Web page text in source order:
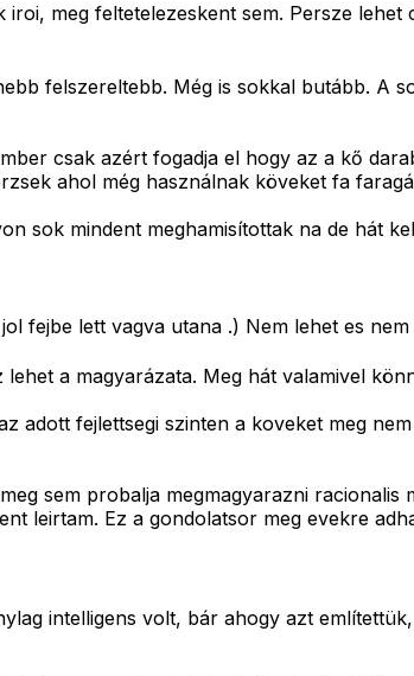
meg feltetelezeskent sem. Persze
felszereltebb. Még is sokkal butább. A
csak azért fogadja el hogy az a kő
ahol még használnak köveket fa
sok mindent meghamisítottak na de hát
fejbe lett vagva utana .) Nem lehet es
a magyarázata. Meg hát valamivel
adott fejlettsegi szinten a koveket meg
sem probalja megmagyarazni
leirtam. Ez a gondolatsor meg evekre
intelligens volt, bár ahogy azt